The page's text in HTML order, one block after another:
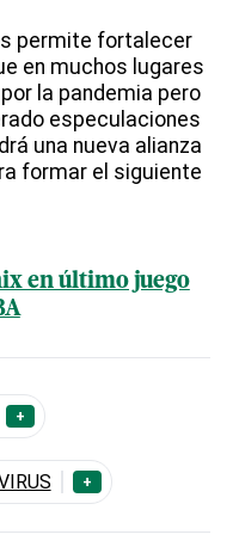
permite fortalecer
en muchos lugares
la pandemia pero
especulaciones
una nueva alianza
formar el siguiente
en último juego
+
+